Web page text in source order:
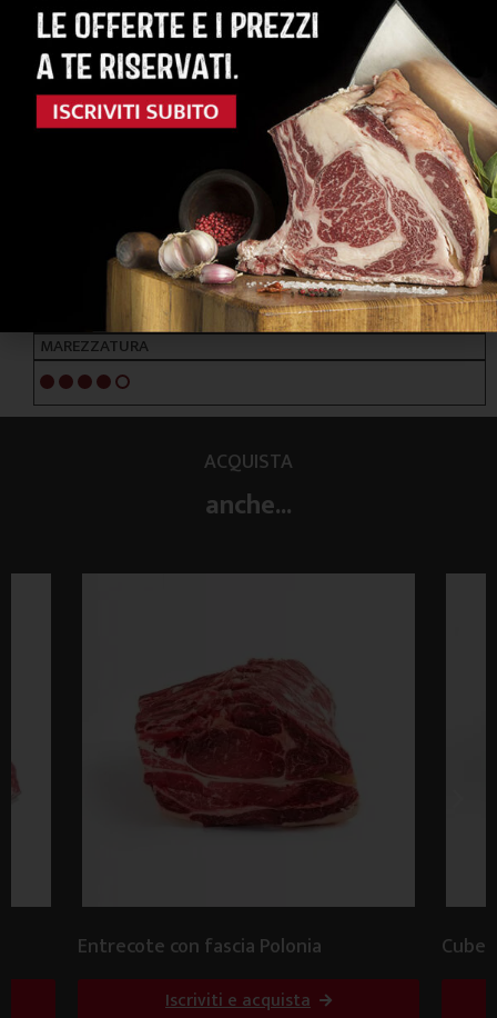
HEREFORD - ANGUS
ALIMENTAZIONE
ERBA
NOTE ORGANOLETTICHE
Erbaceo e deciso
TENEREZZA
MAREZZATURA
4/5
ACQUISTA
anche...
Entrecote con fascia Polonia
Iscriviti e acquista
Cube